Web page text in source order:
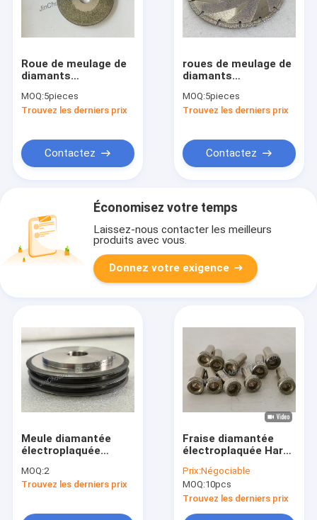
Roue de meulage de
diamants
diamètre 40 mm,
grès numéro 100/120
MOQ:5pieces
Trouvez les derniers prix
Contactez
roues de meulage de
diamants
diamètre 230 mm,
numéro de gravier
MOQ:5pieces
Trouvez les derniers prix
Contactez
Économisez votre temps
Laissez-nous contacter les meilleurs
produits avec vous.
Donnez votre exigence
Meule diamantée
électroplaquée
à éplucher,
granulométrie
MOQ:2
Trouvez les derniers prix
Fraise diamantée
électroplaquée Hard
Prix:Négociable
MOQ:10pcs
Trouvez les derniers prix